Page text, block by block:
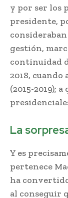
y por ser los
presidente,
gestión,
continuidad
2018,
(2015-2019);
La
Y es
pertenece
ha
al conseguir